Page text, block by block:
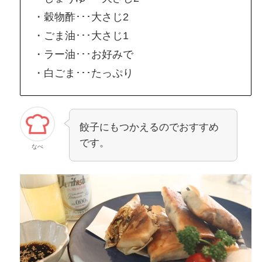
・穀物酢･･･大さじ2
・ごま油･･･大さじ1
・ラー油･･･お好みで
・白ごま･･･たっぷり
なべ
餃子にもつかえるのでおすすめ
です。